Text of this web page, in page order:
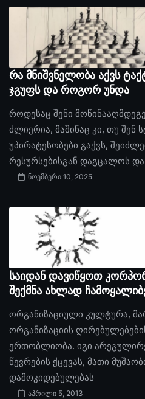
რა მნიშვნელობა აქვს
ჯგუფს და როგორ უნდა
როდესაც შენი
ძლიერია, მაშინაც კი, თუ შენ
უპირატესობები გაქვს,
რესურსებისგან დაგცალოს
ნოემბერი 10, 2025
საიდან დავიწყოთ
შექმნა ახლად
ორგანიზაციული კულტურა,
ორგანიზაციის
ერთობლიობა. იგი
წევრების ქცევას, მათი
დამოკიდებულებას
აპრილი 5, 2013